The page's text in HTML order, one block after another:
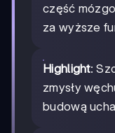
część
za wyższe
Highlight:
zmysły
budową